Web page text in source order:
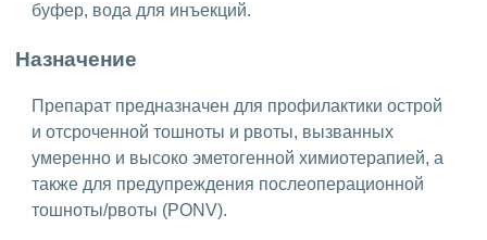
буфер, вода для инъекций.
Назначение
Препарат предназначен для профилактики острой
и отсроченной тошноты и рвоты, вызванных
умеренно и высоко эметогенной химиотерапией, а
также для предупреждения послеоперационной
тошноты/рвоты (PONV).